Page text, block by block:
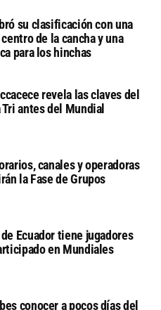
su clasificación con una
de la cancha y una
para los hinchas
revela las claves del
Tri antes del Mundial
canales y operadoras
la Fase de Grupos
Ecuador tiene jugadores
en Mundiales
conocer a pocos días del